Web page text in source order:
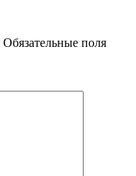
Обязательные поля